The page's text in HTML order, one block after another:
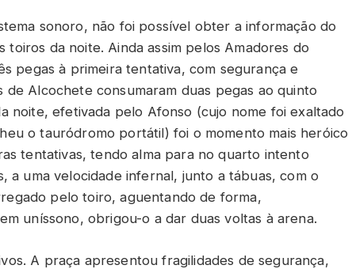
sonoro, não foi possível obter a informação do
da noite. Ainda assim pelos Amadores do
pegas à primeira tentativa, com segurança e
de Alcochete consumaram duas pegas ao quinto
noite, efetivada pelo Afonso (cujo nome foi exaltado
o tauródromo portátil) foi o momento mais heróico
tentativas, tendo alma para no quarto intento
a uma velocidade infernal, junto a tábuas, com o
pelo toiro, aguentando de forma,
uníssono, obrigou-o a dar duas voltas à arena.
A praça apresentou fragilidades de segurança,